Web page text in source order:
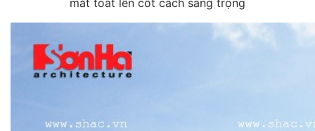
mắt toát lên cốt cách sang trọng